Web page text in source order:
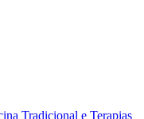
Tradicional e Terapias